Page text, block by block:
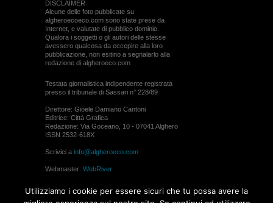
DISCLAIMER
Alcune delle foto pubblicate su
algheroecoeco.com sono state prese da
Internet, e valutate di pubblico dominio.
Qualora i soggetti o gli autori delle stesse
avessero qualcosa da eccepire alla loro
pubblicazione, non esitino a segnalarlo alla
redazione di algheroeco.com
Testata giornalistica indipendente registrata
presso il tribunale di Sassari n° 228/89
Direttore: Gioele Damiano Cantoni
Editrice: Città Grafica
Redazione: Via Goceano, 10 - 07041 Alghero
ISSN 2532-618X
Scrivici a info@algheroeco.com
Webmaster: WebRiver
permesso di algheroeco.com
Utilizziamo i cookie per essere sicuri che tu possa avere la